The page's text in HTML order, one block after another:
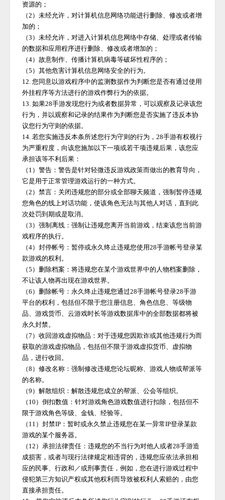
资源的；
（2）未经允许，对计算机信息网络功能进行删除、修改或者增
加的；
（3）未经允许，对进入计算机信息网络中存储、处理或者传输
的数据和应用程序进行删除、修改或者增加的；
（4）故意制作、传播计算机病毒等破坏性程序的；
（5）其他危害计算机信息网络安全的行为。
12. 您同意以游戏程序中的监测数据作为判断您是否有通过使用
外挂程序等方法进行的游戏作弊行为的依据。
13. 如果28手游发现您行为或者数据异常，可以观察及记录该您
行为，并以观察和记录的结果作为判断您是否实施了违反本协
议您行为守则的依据。
14. 若您实施违反本条所述您行为守则的行为，28手游有权视行
为严重程度，向该您施加以下一项或若干项违规后果，该您应
承担该等不利后果：
（ 1）警告：警告是针对轻微违反游戏政策而做出的教育导向，
它是用于正常管理游戏运行的一种方式。
（2）禁言：关闭违规您的部分或全部聊天频道，强制暂停违规
您角色的线上对话功能，使该角色无法与其他人对话，直到此
次处罚到期或是取消。
（3）强制离线：强制让违规您离开当前游戏，结束该您当前游
戏程序的执行。
（4）封停帐号：暂停或永久终止违规您使用28手游帐号登录某
款游戏的权利。
（5）删除档案：将违规您在某个游戏世界中的人物档案删除，
不让该人物再出现在游戏世界。
（6）删除帐号：永久终止违规您通过28手游帐号登录28手游
平台的权利，包括但不限于您注册信息、角色信息、等级物
品、游戏货币、云游戏时长等游戏数据库中的全部数据都将被
永久封禁。
（7）收回游戏虚拟物品：对于违规您因欺诈或其他违规行为而
获取的游戏虚拟物品，包括但不限于游戏虚拟货币、虚拟物
品，进行收回。
（8）修改名称：强制修改违规您论坛昵称、游戏人物或帮派等
的名称。
（9）解散组织：解散违规您成立的帮派、公会等组织。
（ 10）倒扣数值：针对游戏角色游戏数值进行扣除，包括但不
限于游戏角色等级、金钱、经验等。
（ 11）封禁IP：暂时或永久禁止违规您在某一异常IP登录某款
游戏的某个服务器。
（ 12）承担法律责任：违规您的不当行为对他人或者28手游造
成损害，或者与现行法律规定相违背的，违规您应依法承担相
应的民事、行政和／或刑事责任，例如，您在进行游戏过程中
侵犯第三方知识产权或其他权利而导致被权利人索赔的，由您
直接承担责任。